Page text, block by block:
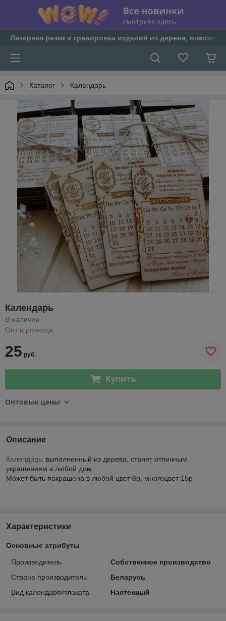
Лазерная резка и гравировка изделий из дерева, пластика
Каталог Календарь
Календарь
В наличии
Опт и розница
25 руб.
Купить
Оптовые цены
Описание
Календарь , выполненный из дерева, станет отличным
украшением в любой дом
Может быть покрашена в любой цвет 8р, многоцвет 15р
Характеристики
Основные атрибуты
Производитель
Собственное производство
Страна производитель
Беларусь
Вид календаря/плаката
Настенный